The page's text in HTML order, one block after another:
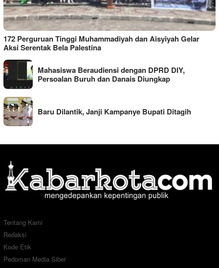
172 Perguruan Tinggi Muhammadiyah dan Aisyiyah Gelar
Aksi Serentak Bela Palestina
Mahasiswa Beraudiensi dengan DPRD DIY,
Persoalan Buruh dan Danais Diungkap
Baru Dilantik, Janji Kampanye Bupati Ditagih
Tentang Kami
Redaksi
Kode Etik
Pedoman Media Siber